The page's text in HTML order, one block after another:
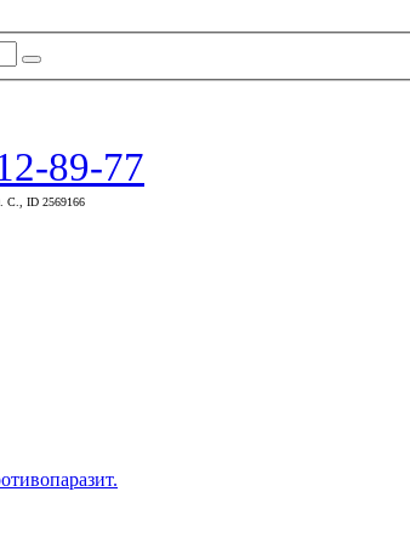
89-77
С., ID 2569166